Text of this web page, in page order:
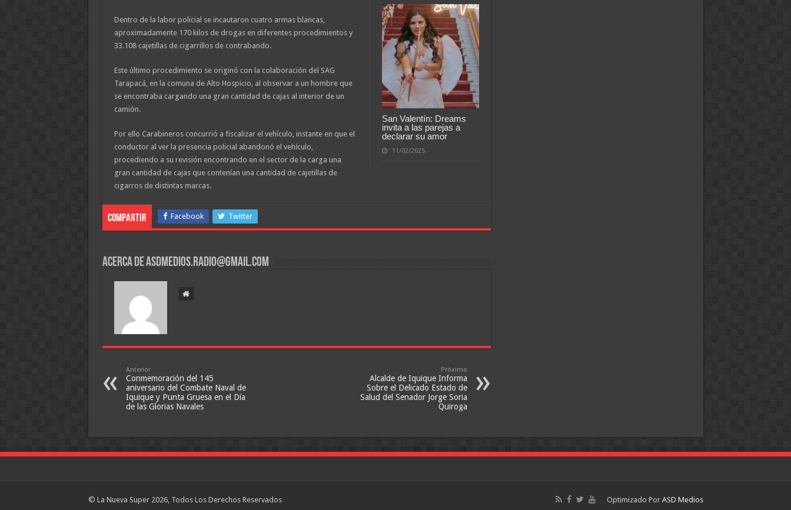
San Valentín: Dreams
invita a las parejas a
declarar su amor
11/02/2025
Dentro de la labor policial se incautaron cuatro armas blancas,
aproximadamente 170 kilos de drogas en diferentes procedimientos y
33.108 cajetillas de cigarrillos de contrabando.
Este último procedimiento se originó con la colaboración del SAG
Tarapacá, en la comuna de Alto Hospicio, al observar a un hombre que
se encontraba cargando una gran cantidad de cajas al interior de un
camión.
Por ello Carabineros concurrió a fiscalizar el vehículo, instante en que el
conductor al ver la presencia policial abandonó el vehículo,
procediendo a su revisión encontrando en el sector de la carga una
gran cantidad de cajas que contenían una cantidad de cajetillas de
cigarros de distintas marcas.
Compartir Facebook Twitter
Acerca de asdmedios.radio@gmail.com
Anterior
Conmemoración del 145
aniversario del Combate Naval de
Iquique y Punta Gruesa en el Día
de las Glorias Navales
Próximo
Alcalde de Iquique Informa
Sobre el Delicado Estado de
Salud del Senador Jorge Soria
Quiroga
Optimizado Por ASD Medios
© La Nueva Super 2026, Todos Los Derechos Reservados